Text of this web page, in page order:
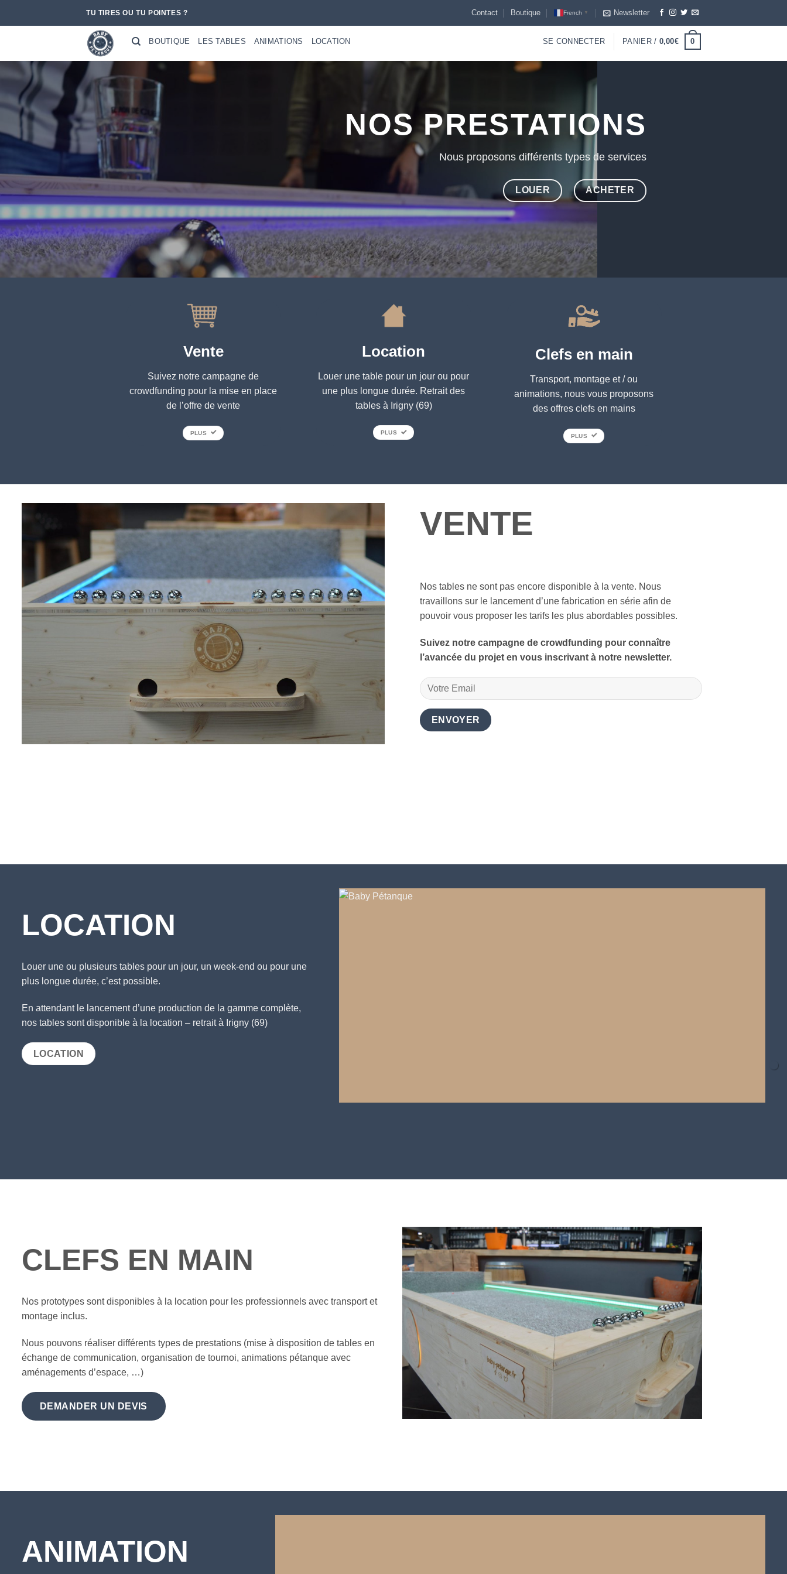
TU TIRES OU TU POINTES ? Contact Boutique French ▼ Newsletter
BOUTIQUE LES TABLES ANIMATIONS LOCATION SE CONNECTER PANIER / 0,00€ 0
NOS PRESTATIONS
Nous proposons différents types de services
LOUER ACHETER
Vente
Suivez notre campagne de
crowdfunding pour la mise en place
de l’offre de vente
PLUS
Location
Louer une table pour un jour ou pour
une plus longue durée. Retrait des
tables à Irigny (69)
PLUS
Clefs en main
Transport, montage et / ou
animations, nous vous proposons
des offres clefs en mains
PLUS
VENTE
Nos tables ne sont pas encore disponible à la vente. Nous
travaillons sur le lancement d’une fabrication en série afin de
pouvoir vous proposer les tarifs les plus abordables possibles.
Suivez notre campagne de crowdfunding pour connaître
l’avancée du projet en vous inscrivant à notre newsletter.
LOCATION
Louer une ou plusieurs tables pour un jour, un week-end ou pour une
plus longue durée, c’est possible.
En attendant le lancement d’une production de la gamme complète,
nos tables sont disponible à la location – retrait à Irigny (69)
LOCATION
CLEFS EN MAIN
Nos prototypes sont disponibles à la location pour les professionnels avec transport et
montage inclus.
Nous pouvons réaliser différents types de prestations (mise à disposition de tables en
échange de communication, organisation de tournoi, animations pétanque avec
aménagements d’espace, …)
DEMANDER UN DEVIS
ANIMATION